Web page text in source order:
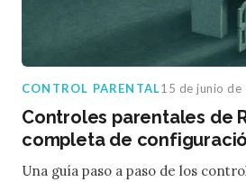
CONTROL PARENTAL15 de junio de
Controles parentales de
completa de
Una guía paso a paso de los